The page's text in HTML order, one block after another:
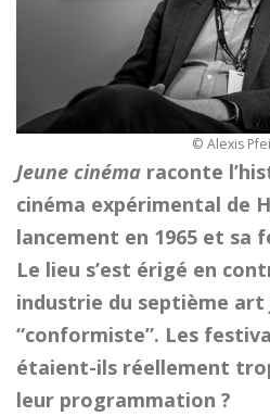
© Alexis
Jeune cinéma raconte
cinéma expérimental de
lancement en 1965 et sa
Le lieu s’est érigé en
industrie du septième
“conformiste”. Les
étaient-ils réellement
leur programmation ?